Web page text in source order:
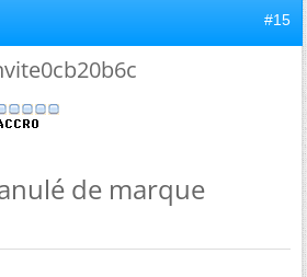
#15
de marque